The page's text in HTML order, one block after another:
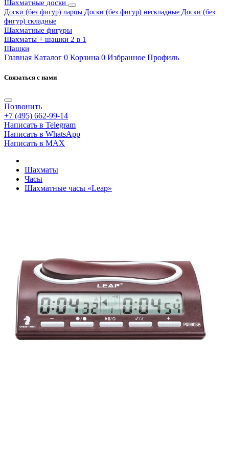
Шахматные доски
Доски (без фигур) ларцы Доски (без фигур) нескладные Доски (без
фигур) складные
Шахматные фигуры
Шахматы + шашки 2 в 1
Шашки
Главная Каталог 0 Корзина 0 Избранное Профиль
Связаться с нами
Позвонить
+7 (495) 662-99-14
Написать в Telegram
Написать в WhatsApp
Написать в MAX
Шахматы
Часы
Шахматные часы «Leap»